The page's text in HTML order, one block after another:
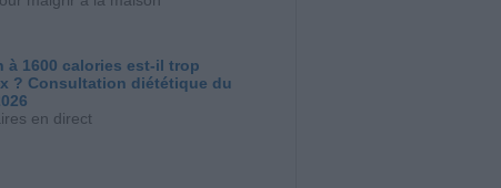
à 1600 calories est-il trop
? Consultation diététique du
en direct